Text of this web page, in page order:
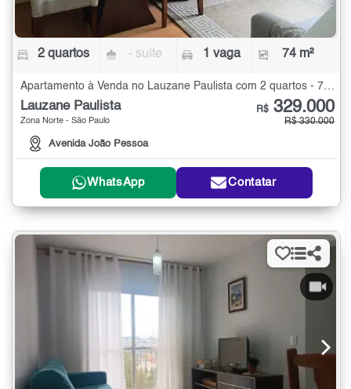
2 quartos - suíte 1 vaga 74 m²
Lauzane Paulista
Zona Norte - São Paulo
Avenida João Pessoa
R$ 329.000
R$ 330.000
WhatsApp Contatar